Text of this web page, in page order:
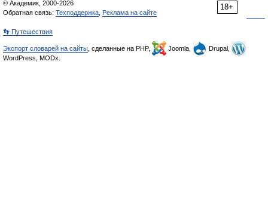
18+
© Академик, 2000-2026
Обратная связь: Техподдержка Реклама на сайте
👣 Путешествия
Экспорт словарей на сайты , сделанные на PHP, Joomla,
Drupal,
WordPress, MODx.